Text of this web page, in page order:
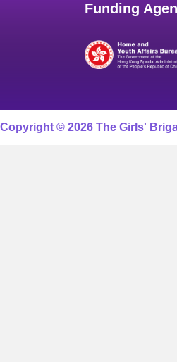
Funding
Copyright © 2026 The Girls'